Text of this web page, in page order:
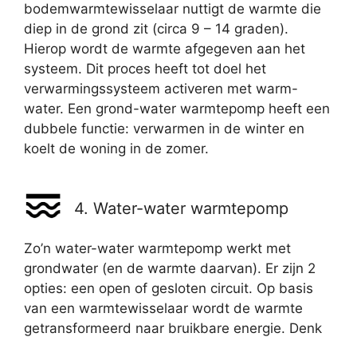
bodemwarmtewisselaar nuttigt de warmte die
diep in de grond zit (circa 9 – 14 graden).
Hierop wordt de warmte afgegeven aan het
systeem. Dit proces heeft tot doel het
verwarmingssysteem activeren met warm-
water. Een grond-water warmtepomp heeft een
dubbele functie: verwarmen in de winter en
koelt de woning in de zomer.
4. Water-water warmtepomp
Zo’n water-water warmtepomp werkt met
grondwater (en de warmte daarvan). Er zijn 2
opties: een open of gesloten circuit. Op basis
van een warmtewisselaar wordt de warmte
getransformeerd naar bruikbare energie. Denk